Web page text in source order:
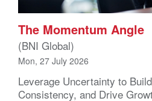
The Momentum Angle
(BNI Global)
Mon, 27 July 2026
Leverage Uncertainty to
Consistency, and Drive